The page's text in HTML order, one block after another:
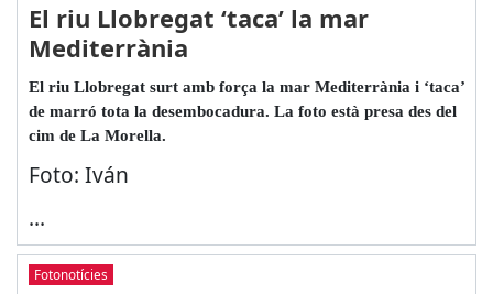
El riu Llobregat ‘taca’ la mar
Mediterrània
El riu Llobregat surt amb força la mar Mediterrània i ‘taca’
de marró tota la desembocadura. La foto està presa des del
cim de La Morella.
Foto: Iván
...
Fotonotícies